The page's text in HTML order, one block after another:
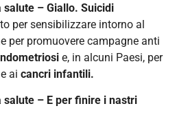
salute – Giallo. Suicidi
per sensibilizzare intorno al
per promuovere campagne anti
e, in alcuni Paesi, per
ai cancri infantili.
salute – E per finire i nastri